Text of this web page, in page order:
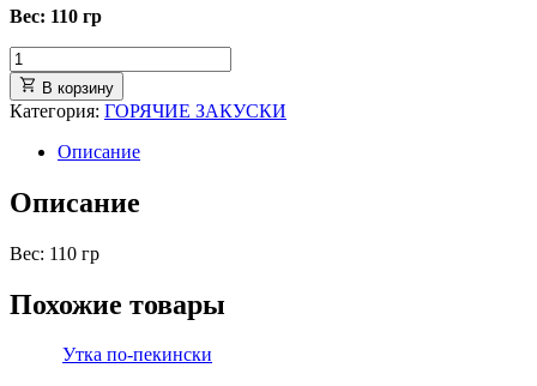
Вес: 110 гр
В корзину
Категория: ГОРЯЧИЕ ЗАКУСКИ
Описание
Описание
Вес: 110 гр
Похожие товары
Утка по-пекински